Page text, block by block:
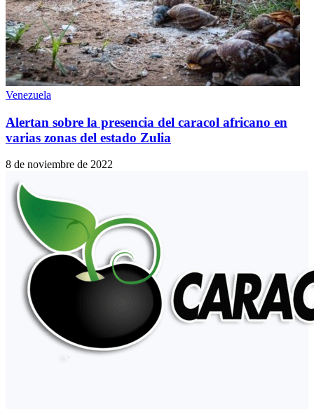
Venezuela
Alertan sobre la presencia del caracol africano en
varias zonas del estado Zulia
8 de noviembre de 2022